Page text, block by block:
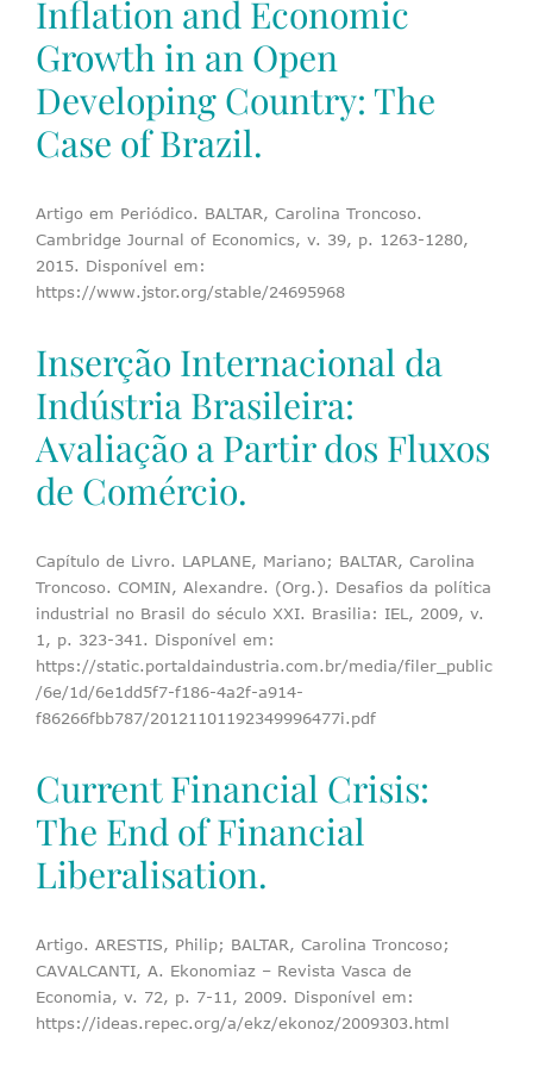
Inflation and Economic
Growth in an Open
Developing Country: The
Case of Brazil.
Artigo em Periódico. BALTAR, Carolina Troncoso.
Cambridge Journal of Economics, v. 39, p. 1263-1280,
2015. Disponível em:
https://www.jstor.org/stable/24695968
Inserção Internacional da
Indústria Brasileira:
Avaliação a Partir dos Fluxos
de Comércio.
Capítulo de Livro. LAPLANE, Mariano; BALTAR, Carolina
Troncoso. COMIN, Alexandre. (Org.). Desafios da política
industrial no Brasil do século XXI. Brasilia: IEL, 2009, v.
1, p. 323-341. Disponível em:
https://static.portaldaindustria.com.br/media/filer_public
/6e/1d/6e1dd5f7-f186-4a2f-a914-
f86266fbb787/20121101192349996477i.pdf
Current Financial Crisis:
The End of Financial
Liberalisation.
Artigo. ARESTIS, Philip; BALTAR, Carolina Troncoso;
CAVALCANTI, A. Ekonomiaz – Revista Vasca de
Economia, v. 72, p. 7-11, 2009. Disponível em:
https://ideas.repec.org/a/ekz/ekonoz/2009303.html